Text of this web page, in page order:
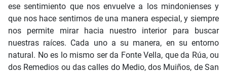
ese sentimiento que nos envuelve a los mindonienses y
que nos hace sentirnos de una manera especial, y siempre
nos permite mirar hacia nuestro interior para buscar
nuestras raíces. Cada uno a su manera, en su entorno
natural. No es lo mismo ser da Fonte Vella, que da Rúa, ou
dos Remedios ou das calles do Medio, dos Muiños, de San